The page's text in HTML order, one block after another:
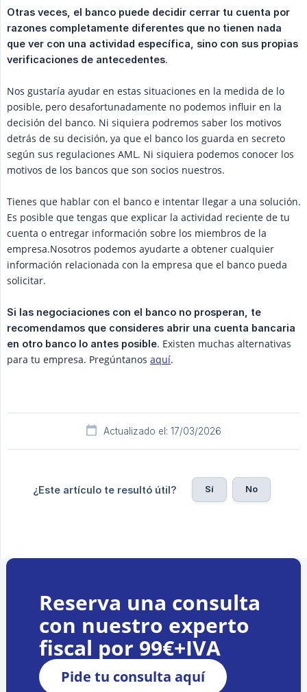
Otras veces, el banco puede decidir cerrar tu cuenta por
razones completamente diferentes que no tienen nada
que ver con una actividad específica, sino con sus propias
verificaciones de antecedentes.
Nos gustaría ayudar en estas situaciones en la medida de lo
posible, pero desafortunadamente no podemos influir en la
decisión del banco. Ni siquiera podremos saber los motivos
detrás de su decisión, ya que el banco los guarda en secreto
según sus regulaciones AML. Ni siquiera podemos conocer los
motivos de los bancos que son socios nuestros.
Tienes que hablar con el banco e intentar llegar a una solución.
Es posible que tengas que explicar la actividad reciente de tu
cuenta o entregar información sobre los miembros de la
empresa.Nosotros podemos ayudarte a obtener cualquier
información relacionada con la empresa que el banco pueda
solicitar.
Si las negociaciones con el banco no prosperan, te
recomendamos que consideres abrir una cuenta bancaria
en otro banco lo antes posible. Existen muchas alternativas
para tu empresa. Pregúntanos aquí.
Actualizado el: 17/03/2026
¿Este artículo te resultó útil? Sí No
Reserva una consulta
con nuestro experto
fiscal por 99€+IVA
Pide tu consulta aquí